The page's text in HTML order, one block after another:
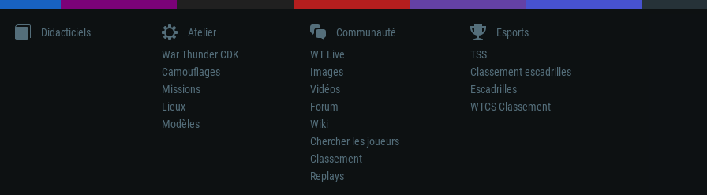
Didacticiels
Atelier
War Thunder CDK
Camouflages
Missions
Lieux
Modèles
Communauté
WT Live
Images
Vidéos
Forum
Wiki
Chercher les joueurs
Classement
Replays
Esports
TSS
Classement escadrilles
Escadrilles
WTCS Classement